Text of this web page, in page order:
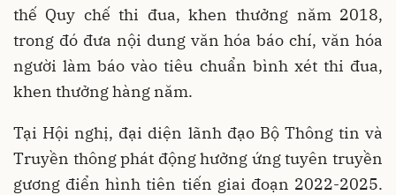
thế Quy chế thi đua, khen thưởng năm 2018,
trong đó đưa nội dung văn hóa báo chí, văn hóa
người làm báo vào tiêu chuẩn bình xét thi đua,
khen thưởng hàng năm.
Tại Hội nghị, đại diện lãnh đạo Bộ Thông tin và
Truyền thông phát động hưởng ứng tuyên truyền
gương điển hình tiên tiến giai đoạn 2022-2025.